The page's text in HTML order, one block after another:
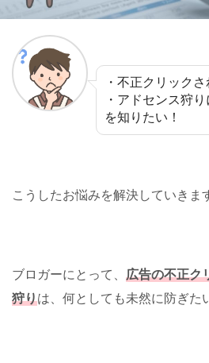
・不正クリック
・アドセンス狩
を知りたい！
こうしたお悩みを解決していきま
ブロガーにとって、 広告の不正ク
狩りは、何としても未然に防ぎた